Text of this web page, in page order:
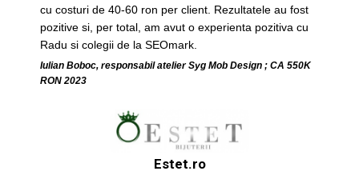
cu costuri de 40-60 ron per client. Rezultatele au fost
pozitive si, per total, am avut o experienta pozitiva cu
Radu si colegii de la SEOmark.
Iulian Boboc, responsabil atelier Syg Mob Design ; CA 550K
RON 2023
Estet.ro